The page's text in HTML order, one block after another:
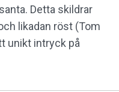
Detta skildrar
likadan röst (Tom
unikt intryck på